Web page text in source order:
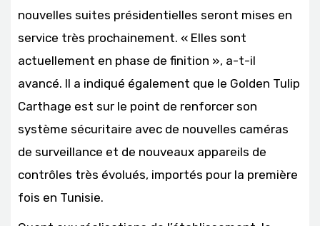
nouvelles suites présidentielles seront mises en
service très prochainement. « Elles sont
actuellement en phase de finition », a-t-il
avancé. Il a indiqué également que le Golden Tulip
Carthage est sur le point de renforcer son
système sécuritaire avec de nouvelles caméras
de surveillance et de nouveaux appareils de
contrôles très évolués, importés pour la première
fois en Tunisie.